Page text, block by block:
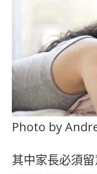
Photo by
其中家長必須